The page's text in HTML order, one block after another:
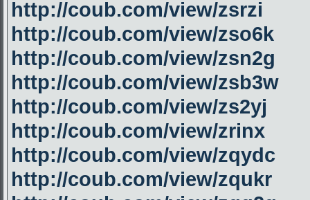
http://coub.com/view/zsrzi
http://coub.com/view/zso6k
http://coub.com/view/zsn2g
http://coub.com/view/zsb3w
http://coub.com/view/zs2yj
http://coub.com/view/zrinx
http://coub.com/view/zqydc
http://coub.com/view/zqukr